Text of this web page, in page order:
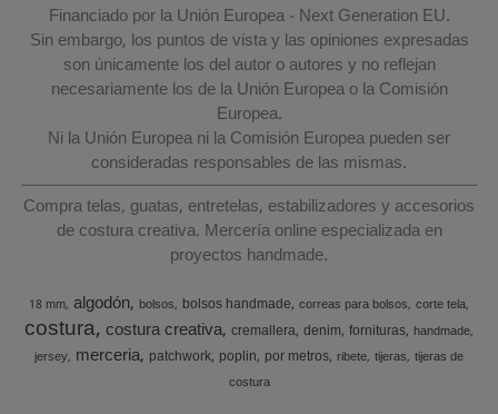
Financiado por la Unión Europea - Next Generation EU.
Sin embargo, los puntos de vista y las opiniones expresadas
son únicamente los del autor o autores y no reflejan
necesariamente los de la Unión Europea o la Comisión
Europea.
Ni la Unión Europea ni la Comisión Europea pueden ser
consideradas responsables de las mismas.
Compra telas, guatas, entretelas, estabilizadores y accesorios
de costura creativa. Mercería online especializada en
proyectos handmade.
18 mm algodón bolsos bolsos handmade correas para bolsos corte tela
costura costura creativa cremallera denim fornituras handmade
jersey merceria patchwork poplin por metros ribete tijeras tijeras de
costura